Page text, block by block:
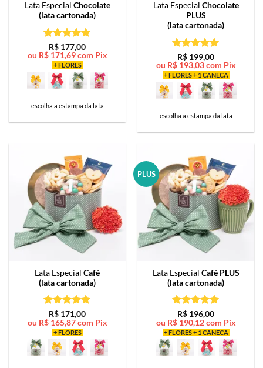
Lata Especial Chocolate
(lata cartonada)
Avaliação5
de 5
R$ 177,00
ou R$171,69 com Pix
+ FLORES
escolha a estampa da lata
Lata Especial Chocolate
PLUS
(lata cartonada)
Avaliação5
de 5
R$ 199,00
ou R$193,03 com Pix
+ FLORES + 1 CANECA
escolha a estampa da lata
Lata Especial Café
(lata cartonada)
Avaliação5
de 5
R$ 171,00
ou R$165,87 com Pix
+ FLORES
PLUS
Lata Especial Café PLUS
(lata cartonada)
Avaliação5
de 5
R$ 196,00
ou R$190,12 com Pix
+ FLORES + 1 CANECA